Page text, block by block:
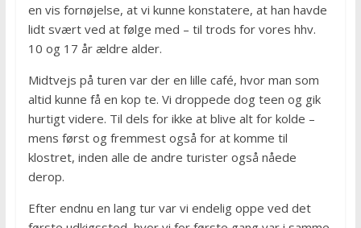
en vis fornøjelse, at vi kunne konstatere, at han havde
lidt svært ved at følge med – til trods for vores hhv.
10 og 17 år ældre alder.
Midtvejs på turen var der en lille café, hvor man som
altid kunne få en kop te. Vi droppede dog teen og gik
hurtigt videre. Til dels for ikke at blive alt for kolde –
mens først og fremmest også for at komme til
klostret, inden alle de andre turister også nåede
derop.
Efter endnu en lang tur var vi endelig oppe ved det